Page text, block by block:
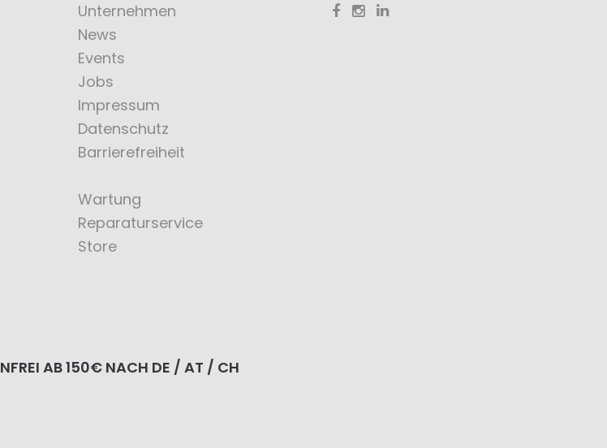
Unternehmen
News
Events
Jobs
Impressum
Datenschutz
Barrierefreiheit
Wartung
Reparaturservice
Store
AB 150€ NACH DE / AT / CH